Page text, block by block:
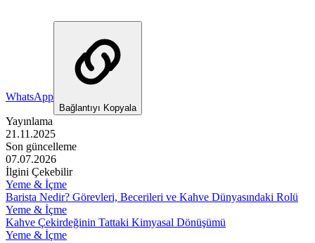
WhatsApp
Bağlantıyı Kopyala
Yayınlama
21.11.2025
Son güncelleme
07.07.2026
İlgini Çekebilir
Yeme & İçme
Barista Nedir? Görevleri, Becerileri ve Kahve Dünyasındaki Rolü
Yeme & İçme
Kahve Çekirdeğinin Tattaki Kimyasal Dönüşümü
Yeme & İçme